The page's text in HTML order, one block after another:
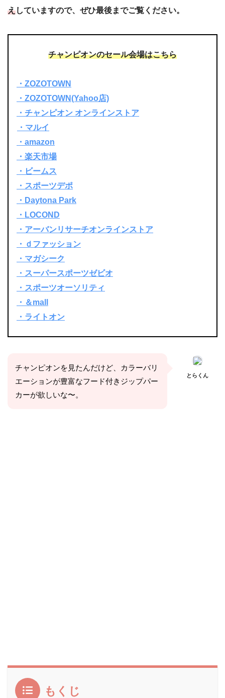
えしていますので、ぜひ最後までご覧ください。
チャンピオンのセール会場はこちら
・ZOZOTOWN
・ZOZOTOWN(Yahoo店)
・チャンピオン オンラインストア
・マルイ
・amazon
・楽天市場
・ビームス
・スポーツデポ
・Daytona Park
・LOCOND
・アーバンリサーチオンラインストア
・ｄファッション
・マガシーク
・スーパースポーツゼビオ
・スポーツオーソリティ
・＆mall
・ライトオン
チャンピオンを見たんだけど、カラーバリ
エーションが豊富なフード付きジップパー
カーが欲しいな〜。
とらくん
もくじ